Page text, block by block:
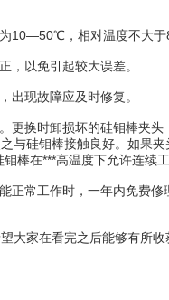
10—50℃，相对温度不大于
以免引起较大误差。
现故障应及时修复。
换时卸损坏的硅钼棒夹头
与硅钼棒接触良好。如果
棒在***高温度下允许连续工
常工作时，一年内免费修
家在看完之后能够有所收